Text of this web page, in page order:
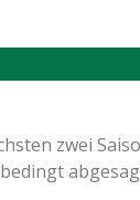
zwei